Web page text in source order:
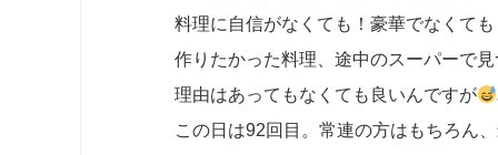
料理に自信がなくても！豪華でなくて
作りたかった料理、途中のスーパーで
理由はあってもなくても良いんですが
この日は92回目。常連の方はもちろん